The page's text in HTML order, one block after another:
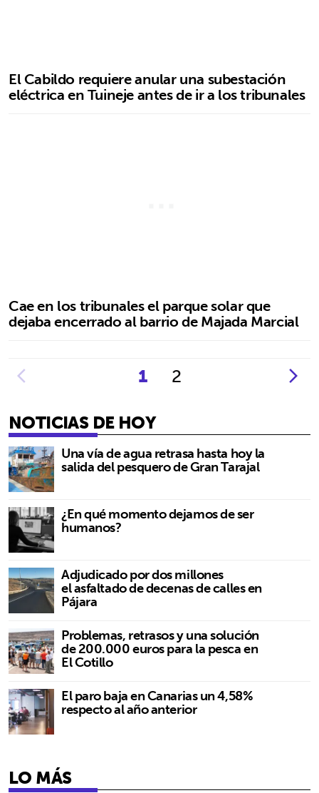
El Cabildo requiere anular una subestación
eléctrica en Tuineje antes de ir a los tribunales
Cae en los tribunales el parque solar que
dejaba encerrado al barrio de Majada Marcial
1
2
NOTICIAS DE HOY
Una vía de agua retrasa hasta hoy la
salida del pesquero de Gran Tarajal
¿En qué momento dejamos de ser
humanos?
Adjudicado por dos millones
el asfaltado de decenas de calles en
Pájara
Problemas, retrasos y una solución
de 200.000 euros para la pesca en
El Cotillo
El paro baja en Canarias un 4,58%
respecto al año anterior
LO MÁS